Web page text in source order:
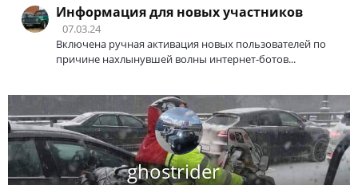
Информация для новых участников
07.03.24
Включена ручная активация новых пользователей по
причине нахлынувшей волны интернет-ботов...
ghostrider